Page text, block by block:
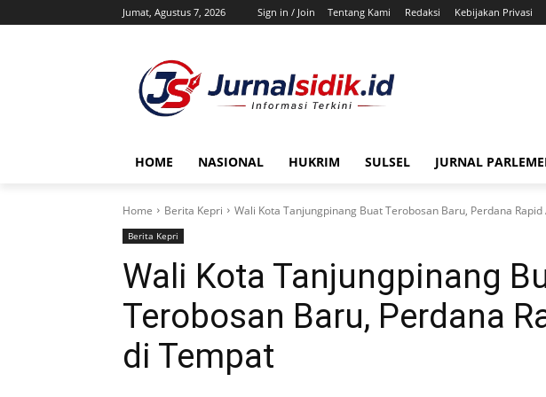
Jumat, Agustus 7, 2026 Sign in / Join Tentang Kami Redaksi Kebijakan Privasi
HOME NASIONAL HUKRIM SULSEL JURNAL
Home Berita Kepri Wali Kota Tanjungpinang Buat Terobosan Baru, Perdana
Berita Kepri
Wali Kota Tanjungpinang
Terobosan Baru, Perdana
di Tempat